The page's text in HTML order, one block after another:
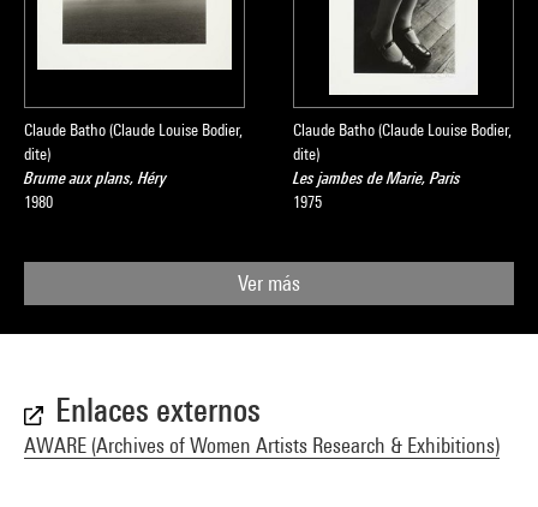
Claude Batho (Claude Louise Bodier,
dite)
Brume aux plans, Héry
1980
Claude Batho (Claude Louise Bodier,
dite)
Les jambes de Marie, Paris
1975
Ver más
Enlaces externos
AWARE (Archives of Women Artists Research & Exhibitions)